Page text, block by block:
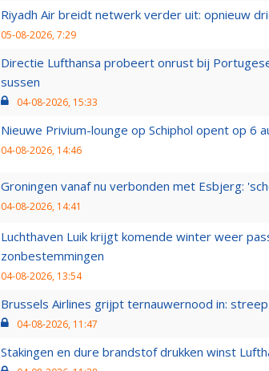
Riyadh Air breidt netwerk verder uit: opnieuw
05-08-2026, 7:29
Directie Lufthansa probeert onrust bij
sussen
04-08-2026, 15:33
Nieuwe Privium-lounge op Schiphol opent op 6
04-08-2026, 14:46
Groningen vanaf nu verbonden met Esbjerg:
04-08-2026, 14:41
Luchthaven Luik krijgt komende winter weer
zonbestemmingen
04-08-2026, 13:54
Brussels Airlines grijpt ternauwernood in:
04-08-2026, 11:47
Stakingen en dure brandstof drukken winst